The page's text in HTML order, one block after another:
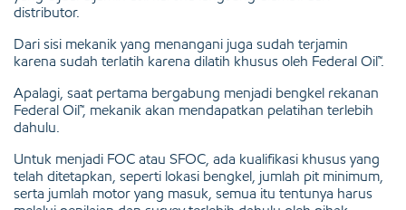
distributor.
Dari sisi mekanik yang menangani juga sudah terjamin
karena sudah terlatih karena dilatih khusus oleh Federal Oil™.
Apalagi, saat pertama bergabung menjadi bengkel rekanan
Federal Oil™, mekanik akan mendapatkan pelatihan terlebih
dahulu.
Untuk menjadi FOC atau SFOC, ada kualifikasi khusus yang
telah ditetapkan, seperti lokasi bengkel, jumlah pit minimum,
serta jumlah motor yang masuk, semua itu tentunya harus